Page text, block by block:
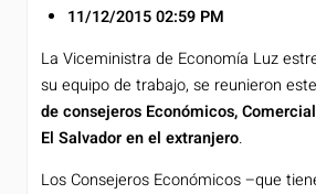
11/12/201502:59 PM
La Viceministra de Economía Luz
su equipo de trabajo, se reunieron
de consejeros Económicos,
El Salvador en el extranjero.
Los Consejeros Económicos –que